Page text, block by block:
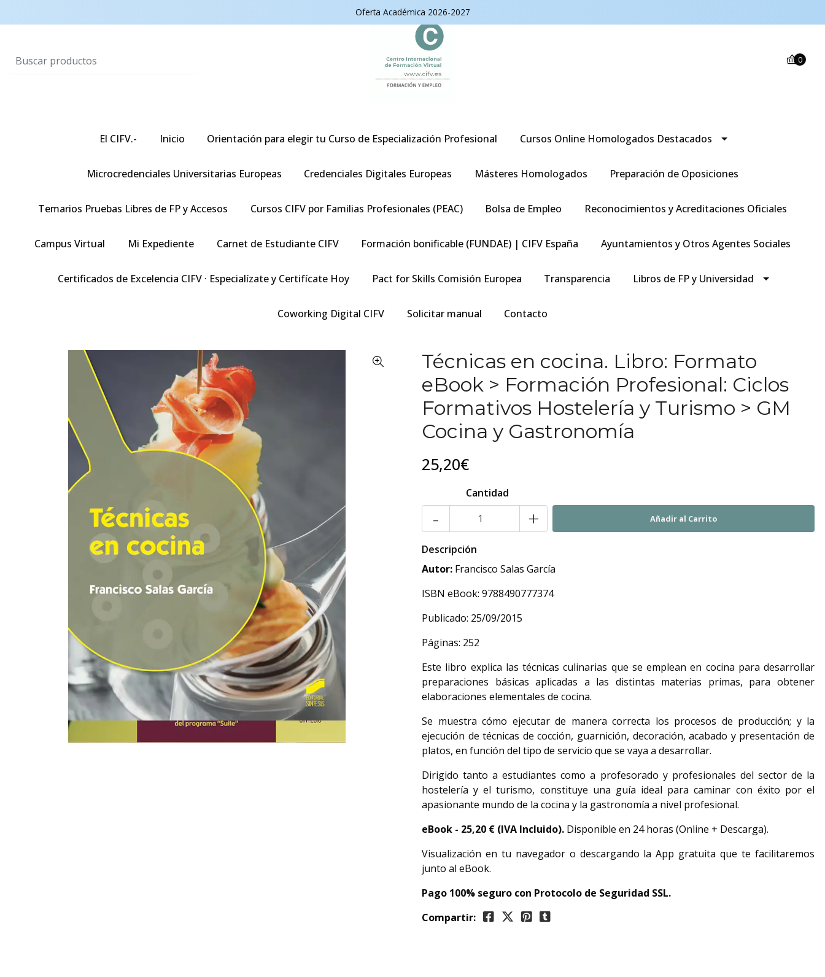
Oferta Académica 2026-2027
0
El CIFV.- Inicio Orientación para elegir tu Curso de Especialización Profesional Cursos Online Homologados Destacados
Microcredenciales Universitarias Europeas Credenciales Digitales Europeas Másteres Homologados Preparación de Oposiciones
Temarios Pruebas Libres de FP y Accesos Cursos CIFV por Familias Profesionales (PEAC) Bolsa de Empleo Reconocimientos y Acreditaciones Oficiales
Campus Virtual Mi Expediente Carnet de Estudiante CIFV Formación bonificable (FUNDAE) | CIFV España Ayuntamientos y Otros Agentes Sociales
Certificados de Excelencia CIFV · Especialízate y Certifícate Hoy Pact for Skills Comisión Europea Transparencia Libros de FP y Universidad
Coworking Digital CIFV Solicitar manual Contacto
Técnicas en cocina. Libro: Formato
eBook > Formación Profesional: Ciclos
Formativos Hostelería y Turismo > GM
Cocina y Gastronomía
25,20€
Cantidad
- +
Descripción
Autor: Francisco Salas García
ISBN eBook: 9788490777374
Publicado: 25/09/2015
Páginas: 252
Este libro explica las técnicas culinarias que se emplean en cocina para desarrollar
preparaciones básicas aplicadas a las distintas materias primas, para obtener
elaboraciones elementales de cocina.
Se muestra cómo ejecutar de manera correcta los procesos de producción; y la
ejecución de técnicas de cocción, guarnición, decoración, acabado y presentación de
platos, en función del tipo de servicio que se vaya a desarrollar.
Dirigido tanto a estudiantes como a profesorado y profesionales del sector de la
hostelería y el turismo, constituye una guía ideal para caminar con éxito por el
apasionante mundo de la cocina y la gastronomía a nivel profesional.
eBook - 25,20 € (IVA Incluido). Disponible en 24 horas (Online + Descarga).
Visualización en tu navegador o descargando la App gratuita que te facilitaremos
junto al eBook.
Pago 100% seguro con Protocolo de Seguridad SSL.
Compartir: